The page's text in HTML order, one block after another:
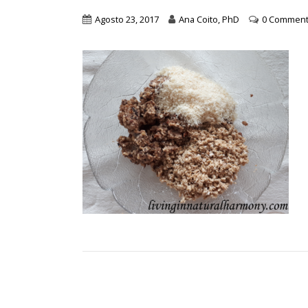
Agosto 23, 2017 Ana Coito, PhD 0